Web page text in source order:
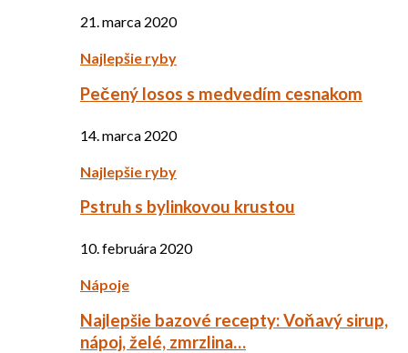
21. marca 2020
Najlepšie ryby
Pečený losos s medvedím cesnakom
14. marca 2020
Najlepšie ryby
Pstruh s bylinkovou krustou
10. februára 2020
Nápoje
Najlepšie bazové recepty: Voňavý sirup,
nápoj, želé, zmrzlina…